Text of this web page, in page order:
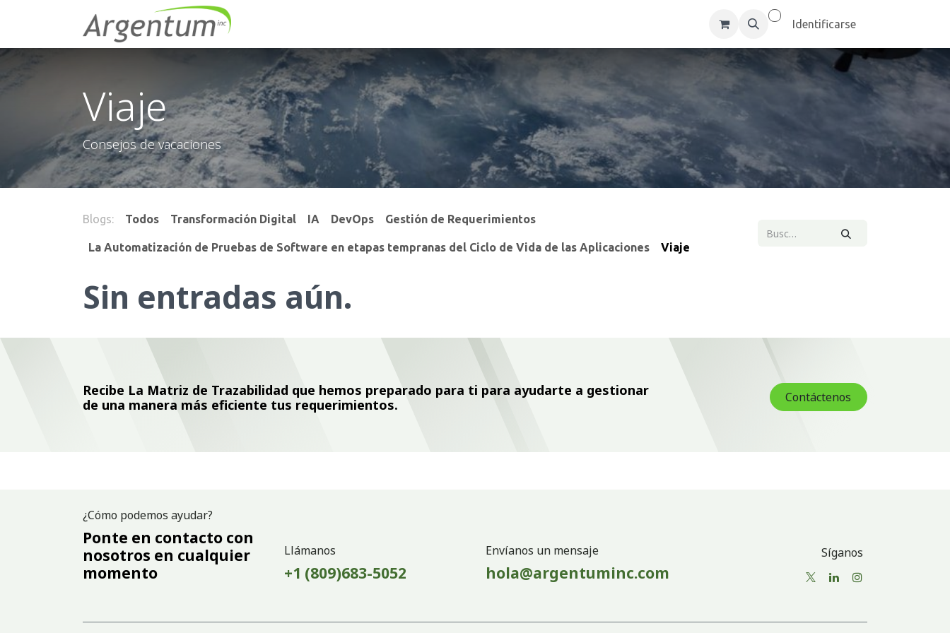
Empleos Identificarse
Viaje
Consejos de vacaciones
Blogs: Todos Transformación Digital IA DevOps Gestión de Requerimientos
La Automatización de Pruebas de Software en etapas tempranas del Ciclo de Vida de las Aplicaciones Viaje
Sin entradas aún.
Recibe La Matriz de Trazabilidad que hemos preparado para ti para ayudarte a gestionar
de una manera más eficiente tus requerimientos.
Contáctenos
¿Cómo podemos ayudar?
Ponte en contacto con
nosotros en cualquier
momento
Llámanos
+1 (809)683-5052
Envíanos un mensaje
hola@argentuminc.com
Síganos